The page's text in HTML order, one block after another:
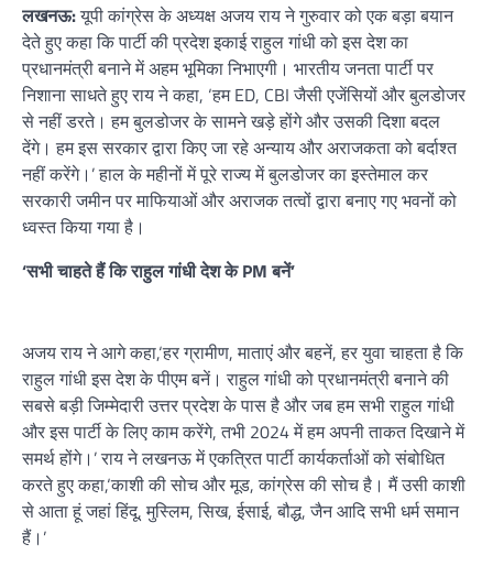
लखनऊ:यूपी कांग्रेस के अध्यक्ष अजय राय ने गुरुवार को एक बड़ा बयान
देते हुए कहा कि पार्टी की प्रदेश इकाई राहुल गांधी को इस देश का
प्रधानमंत्री बनाने में अहम भूमिका निभाएगी। भारतीय जनता पार्टी पर
निशाना साधते हुए राय ने कहा, ‘हम ED, CBI जैसी एजेंसियों और बुलडोजर
से नहीं डरते। हम बुलडोजर के सामने खड़े होंगे और उसकी दिशा बदल
देंगे। हम इस सरकार द्वारा किए जा रहे अन्याय और अराजकता को बर्दाश्त
नहीं करेंगे।’ हाल के महीनों में पूरे राज्य में बुलडोजर का इस्तेमाल कर
सरकारी जमीन पर माफियाओं और अराजक तत्वों द्वारा बनाए गए भवनों को
ध्वस्त किया गया है।
‘सभी चाहते हैं कि राहुल गांधी देश के PM बनें’
अजय राय ने आगे कहा,‘हर ग्रामीण, माताएं और बहनें, हर युवा चाहता है कि
राहुल गांधी इस देश के पीएम बनें। राहुल गांधी को प्रधानमंत्री बनाने की
सबसे बड़ी जिम्मेदारी उत्तर प्रदेश के पास है और जब हम सभी राहुल गांधी
और इस पार्टी के लिए काम करेंगे, तभी 2024 में हम अपनी ताकत दिखाने में
समर्थ होंगे।’ राय ने लखनऊ में एकत्रित पार्टी कार्यकर्ताओं को संबोधित
करते हुए कहा,‘काशी की सोच और मूड, कांग्रेस की सोच है। मैं उसी काशी
से आता हूं जहां हिंदू, मुस्लिम, सिख, ईसाई, बौद्ध, जैन आदि सभी धर्म समान
हैं।’